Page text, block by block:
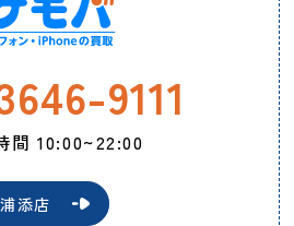
9111
間 10:00~22:00
浦添店